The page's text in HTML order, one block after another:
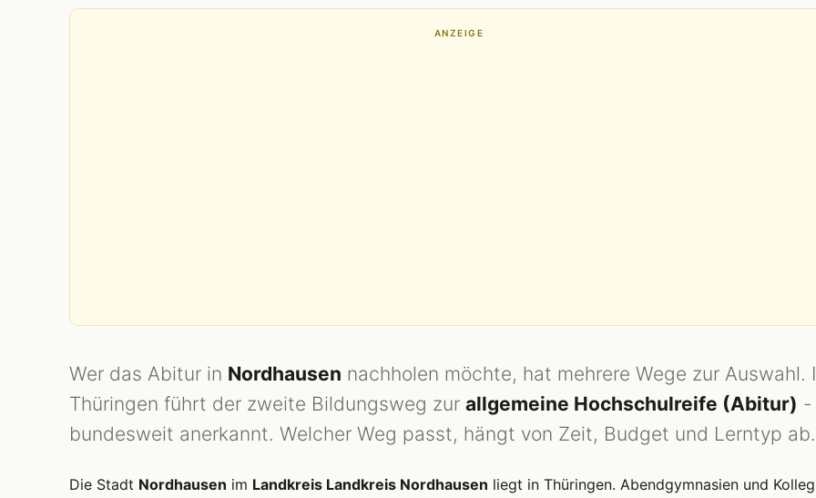
ANZEIGE
Wer das Abitur in Nordhausen nachholen möchte, hat mehrere Wege zur Auswahl.
Thüringen führt der zweite Bildungsweg zur allgemeine Hochschulreife (Abitur) -
bundesweit anerkannt. Welcher Weg passt, hängt von Zeit, Budget und Lerntyp ab.
Die Stadt Nordhausen im Landkreis Landkreis Nordhausen liegt in Thüringen. Abendgymnasien und